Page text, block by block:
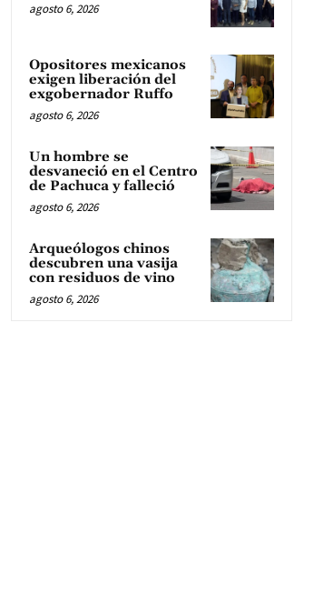
agosto 6, 2026
Opositores mexicanos
exigen liberación del
exgobernador Ruffo
agosto 6, 2026
Un hombre se
desvaneció en el Centro
de Pachuca y falleció
agosto 6, 2026
Arqueólogos chinos
descubren una vasija
con residuos de vino
agosto 6, 2026